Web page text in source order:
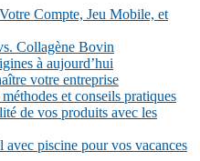
Compte, Jeu Mobile, et
Collagène Bovin
à aujourd’hui
votre entreprise
et conseils pratiques
de vos produits avec les
piscine pour vos vacances